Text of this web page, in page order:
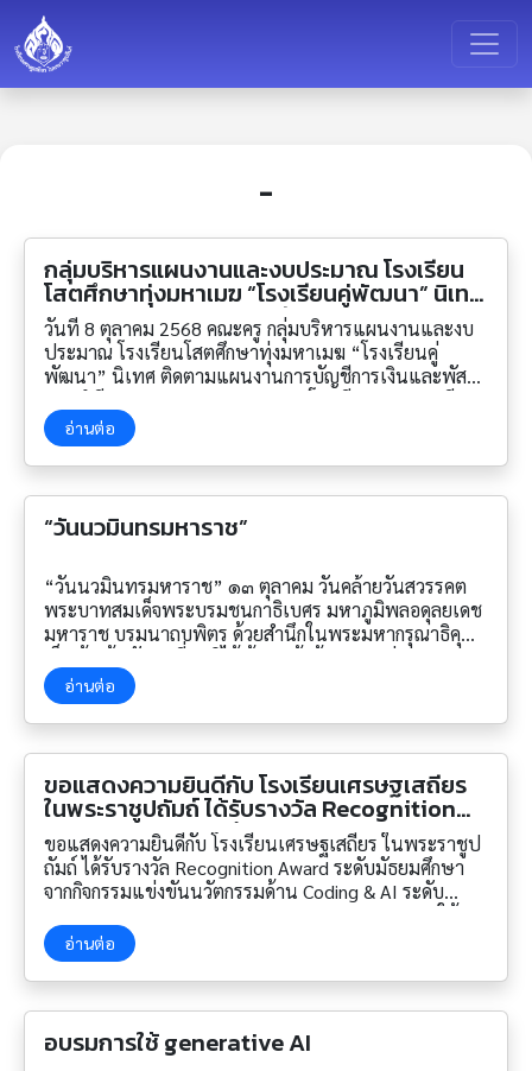
-
กลุ่มบริหารแผนงานและงบประมาณ ￼โรงเรียน
โสตศึกษาทุ่งมหาเมฆ “โรงเรียนคู่พัฒนา” นิเทศ
ติดตามแผนงานการบัญชีการเงินและพัสดุ
ประจำปีงบประมาณ พ.ศ. 2568
วันที่ 8 ตุลาคม 2568 คณะครู กลุ่มบริหารแผนงานและงบ
ประมาณ ￼โรงเรียนโสตศึกษาทุ่งมหาเมฆ “โรงเรียนคู่
พัฒนา” นิเทศ ติดตามแผนงานการบัญชีการเงินและพัสดุ
ประจำปีงบประมาณ พ.ศ. 2568 ณ โรงเรียนเศรษฐเสถียร
ในพระราชูปถัมภ์ #หูหนวก
อ่านต่อ
“วันนวมินทรมหาราช”
“วันนวมินทรมหาราช” ๑๓ ตุลาคม วันคล้ายวันสวรรคต
พระบาทสมเด็จพระบรมชนกาธิเบศร มหาภูมิพลอดุลยเดช
มหาราช บรมนาถบพิตร ด้วยสำนึกในพระมหากรุณาธิคุณ
เป็นล้นพ้นอันหาที่สุดมิได้ ด้วยเกล้าด้วยกระหม่อม ขอเดชะ
ข้าพระพุทธเจ้าคณะผู้บริหาร ครู และนักเรียน โรงเรียน
เศรษฐเสถียร ในพระราชูปถัมภ์
อ่านต่อ
ขอแสดงความยินดีกับ โรงเรียนเศรษฐเสถียร
ในพระราชูปถัมถ์ ได้รับรางวัล Recognition
Award ระดับมัธยมศึกษา
ขอแสดงความยินดีกับ โรงเรียนเศรษฐเสถียร ในพระราชูป
ถัมถ์ ได้รับรางวัล Recognition Award ระดับมัธยมศึกษา
จากกิจกรรมแข่งขันนวัตกรรมด้าน Coding & AI ระดับ
ประเทศ ‘National Coding & AI Competition’ ภายใต้
โครงการ Coding Thailand 2025: AI-Driven Future โดย
ได้ส่งสิ่งประดิษฐ์ “ระบบเตือนเสียงไซเรนสำหรับผู้ที่มีความ
บกพร่องทางการได้ยินขณะขับรถด้วย AI “ นางสาวอแมน
ด้า วงศ์สรณะ นักเรียนชั้นมัธยมศึดษาปีที่ 6 นางสาวกวิตา
สุดแสงจันทร์ นักเรียนชั้นมัธยมศึดษาปีที่ 6 นางสาวชญา
นันท์ รัศมีโสภณ นักเรียนชั้นมัธยมศึดษาปีที่ 3 ครูที่ปรึกษา
อ่านต่อ
อบรมการใช้ generative AI